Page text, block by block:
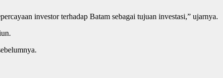
investor terhadap Batam sebagai tujuan investasi,” ujarnya.